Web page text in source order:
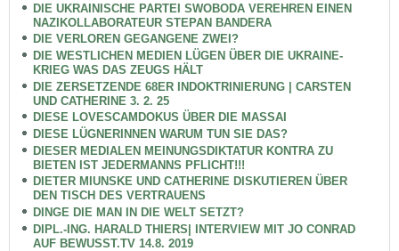
DIE UKRAINISCHE PARTEI SWOBODA VEREHREN EINEN
NAZIKOLLABORATEUR STEPAN BANDERA
DIE VERLOREN GEGANGENE ZWEI?
DIE WESTLICHEN MEDIEN LÜGEN ÜBER DIE UKRAINE-
KRIEG WAS DAS ZEUGS HÄLT
DIE ZERSETZENDE 68ER INDOKTRINIERUNG | CARSTEN
UND CATHERINE 3. 2. 25
DIESE LOVESCAMDOKUS ÜBER DIE MASSAI
DIESE LÜGNERINNEN WARUM TUN SIE DAS?
DIESER MEDIALEN MEINUNGSDIKTATUR KONTRA ZU
BIETEN IST JEDERMANNS PFLICHT!!!
DIETER MIUNSKE UND CATHERINE DISKUTIEREN ÜBER
DEN TISCH DES VERTRAUENS
DINGE DIE MAN IN DIE WELT SETZT?
DIPL.-ING. HARALD THIERS| INTERVIEW MIT JO CONRAD
AUF BEWUSST.TV 14.8. 2019